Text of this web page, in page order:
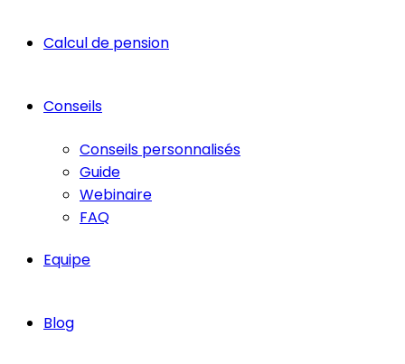
Calcul de pension
Conseils
Conseils personnalisés
Guide
Webinaire
FAQ
Equipe
Blog